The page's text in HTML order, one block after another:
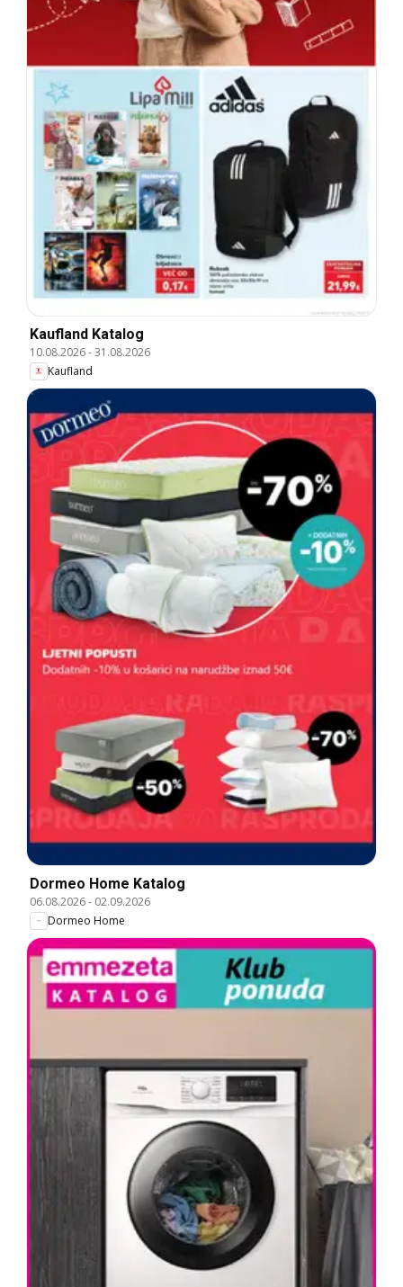
Kaufland Katalog
10.08.2026-31.08.2026
Kaufland
Dormeo Home Katalog
06.08.2026- 02.09.2026
Dormeo Home